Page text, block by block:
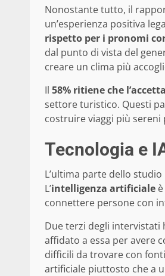
Nonostante tutto, il
un’esperienza positiva
rispetto per i pronomi
dal punto di vista del
creare un clima più
Il 58% ritiene che
settore turistico. Questi
costruire viaggi più sereni
Tecnologia e
L’ultima parte dello
L’intelligenza artificiale
connettere persone con
Due terzi degli intervistati
affidato a essa per avere
difficili da trovare con
artificiale piuttosto che a